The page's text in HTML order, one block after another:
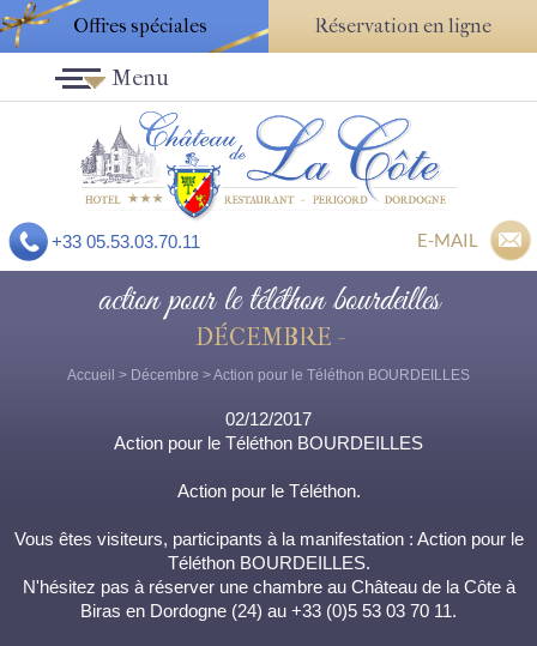
Offres spéciales Réservation en ligne
+33 05.53.03.70.11 E-MAIL
Menu
action pour le téléthon bourdeilles
DÉCEMBRE -
Accueil > Décembre > Action pour le Téléthon BOURDEILLES
02/12/2017
Action pour le Téléthon BOURDEILLES
Action pour le Téléthon.
Vous êtes visiteurs, participants à la manifestation : Action pour le
Téléthon BOURDEILLES.
N'hésitez pas à réserver une chambre au Château de la Côte à
Biras en Dordogne (24) au +33 (0)5 53 03 70 11.